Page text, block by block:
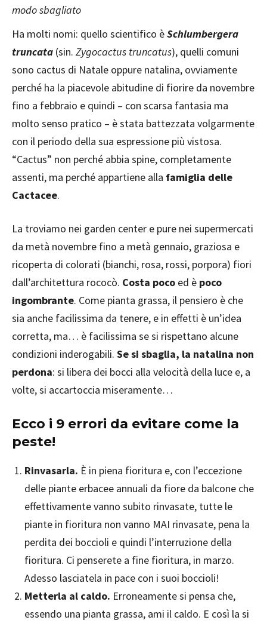
modo sbagliato
Ha molti nomi: quello scientifico èSchlumbergera
truncata (sin. Zygocactus truncatus), quelli comuni
sono cactus di Natale oppure natalina, ovviamente
perché ha la piacevole abitudine di fiorire da novembre
fino a febbraio e quindi – con scarsa fantasia ma
molto senso pratico – è stata battezzata volgarmente
con il periodo della sua espressione più vistosa.
“Cactus” non perché abbia spine, completamente
assenti, ma perché appartiene alla famiglia delle
Cactacee.
La troviamo nei garden center e pure nei supermercati
da metà novembre fino a metà gennaio, graziosa e
ricoperta di colorati (bianchi, rosa, rossi, porpora) fiori
dall’architettura rococò. Costa poco ed è poco
ingombrante. Come pianta grassa, il pensiero è che
sia anche facilissima da tenere, e in effetti è un’idea
corretta, ma… è facilissima se si rispettano alcune
condizioni inderogabili. Se si sbaglia, la natalina non
perdona: si libera dei bocci alla velocità della luce e, a
volte, si accartoccia miseramente…
Ecco i 9 errori da evitare come la
peste!
Rinvasarla. È in piena fioritura e, con l’eccezione
delle piante erbacee annuali da fiore da balcone che
effettivamente vanno subito rinvasate, tutte le
piante in fioritura non vanno MAI rinvasate, pena la
perdita dei boccioli e quindi l’interruzione della
fioritura. Ci penserete a fine fioritura, in marzo.
Adesso lasciatela in pace con i suoi boccioli!
Metterla al caldo. Erroneamente si pensa che,
essendo una pianta grassa, ami il caldo. E così la si